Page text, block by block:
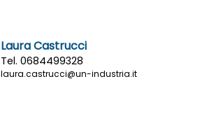
Laura Castrucci
Tel. 0684499328
laura.castrucci@un-industria.it